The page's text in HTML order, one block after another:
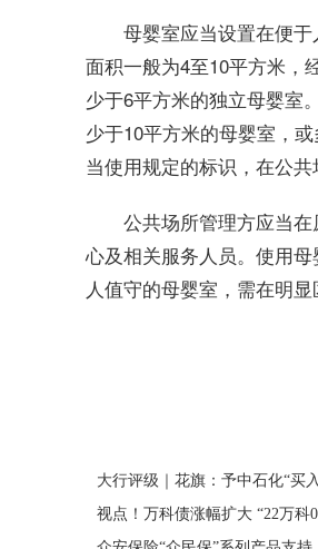
母婴室应当设置在便
面积一般为4至10平方米，
少于6平方米的独立母婴室
少于10平方米的母婴室，
当使用规定的标识，在公
公共场所管理方应当
心及相关服务人员。使用
人值守的母婴室，需在明
大行评级｜花旗：予中石化“买
视点！万科债涨幅扩大 “22万科